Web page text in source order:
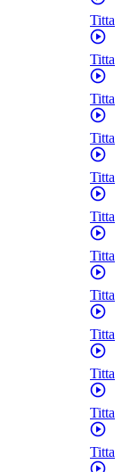
Titta
Titta
Titta
Titta
Titta
Titta
Titta
Titta
Titta
Titta
Titta
Titta